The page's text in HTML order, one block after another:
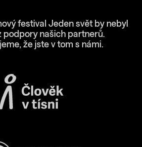
festival Jeden svět by nebyl
podpory našich partnerů.
že jste v tom s námi.